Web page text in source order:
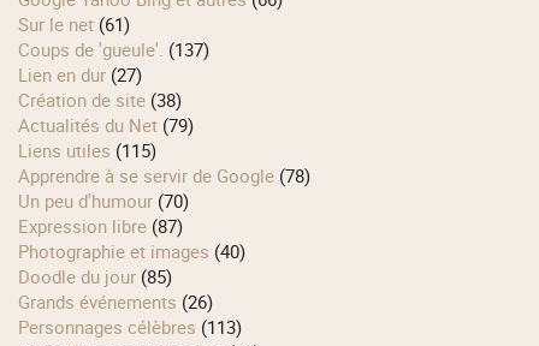
Sur le net (61)
Coups de 'gueule'. (137)
Lien en dur (27)
Création de site (38)
Actualités du Net (79)
Liens utiles (115)
Apprendre à se servir de Google (78)
Un peu d'humour (70)
Expression libre (87)
Photographie et images (40)
Doodle du jour (85)
Grands événements (26)
Personnages célèbres (113)